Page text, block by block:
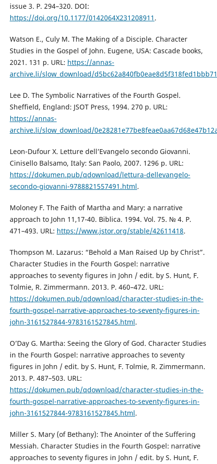
issue 3. P. 294–320. DOI:
https://doi.org/10.1177/0142064X231208911 .
Watson E., Culy M. The Making of a Disciple. Character
Studies in the Gospel of John. Eugene, USA: Cascade books,
2021. 131 p. URL: https://annas-
archive.li/slow_download/
Lee D. The Symbolic Narratives of the Fourth Gospel.
Sheffield, England: JSOT Press, 1994. 270 p. URL:
https://annas-
archive.li/slow_download/
Leon-Dufour X. Letture dell’Evangelo secondo Giovanni.
Cinisello Balsamo, Italy: San Paolo, 2007. 1296 р. URL:
https://dokumen.pub/qdownload/lettura-dellevangelo-
secondo-giovanni-9788821557491.html.
Moloney F. The Faith of Martha and Mary: a narrative
approach to John 11,17-40. Biblica. 1994. Vol. 75. № 4. P.
471–493. URL: https://www.jstor.org/stable/42611418.
Thompson M. Lazarus: “Behold a Man Raised Up by Christ”.
Character Studies in the Fourth Gospel: narrative
approaches to seventy figures in John / edit. by S. Hunt, F.
Tolmie, R. Zimmermann. 2013. P. 460–472. URL:
https://dokumen.pub/qdownload/character-studies-in-the-
fourth-gospel-narrative-approaches-to-seventy-figures-in-
john-3161527844-9783161527845.html.
O’Day G. Martha: Seeing the Glory of God. Character Studies
in the Fourth Gospel: narrative approaches to seventy
figures in John / edit. by S. Hunt, F. Tolmie, R. Zimmermann.
2013. P. 487–503. URL:
https://dokumen.pub/qdownload/character-studies-in-the-
fourth-gospel-narrative-approaches-to-seventy-figures-in-
john-3161527844-9783161527845.html.
Miller S. Mary (of Bethany): The Anointer of the Suffering
Messiah. Character Studies in the Fourth Gospel: narrative
approaches to seventy figures in John / edit. by S. Hunt, F.